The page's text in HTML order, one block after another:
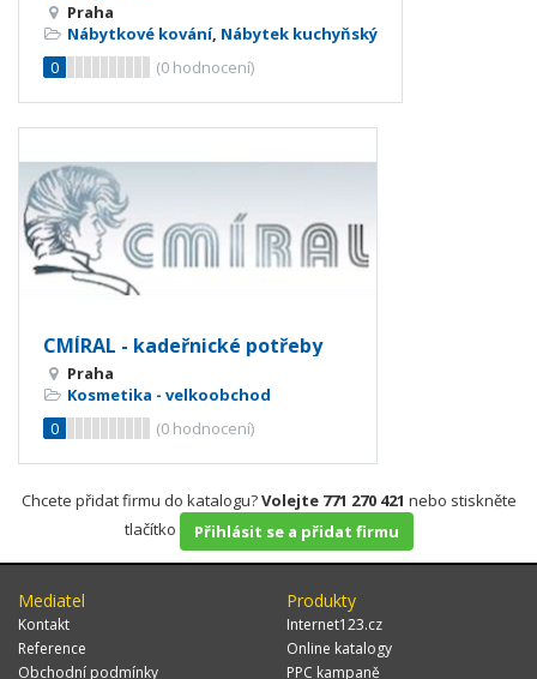
Praha
Nábytkové kování, Nábytek kuchyňský
0
(0 hodnocení)
CMÍRAL - kadeřnické potřeby
Praha
Kosmetika - velkoobchod
0
(0 hodnocení)
Chcete přidat firmu do katalogu?Volejte 771 270 421 nebo stiskněte
tlačítko
Přihlásit se a přidat firmu
Mediatel
Kontakt
Reference
Obchodní podmínky
Produkty
Internet123.cz
Online katalogy
PPC kampaně